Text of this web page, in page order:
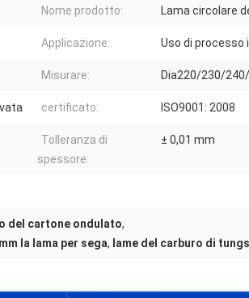
Nome prodotto: Lama circolare
Applicazione: Uso di processo
Misurare: Dia220/230/
certificato: ISO9001: 2008
Tolleranza di
spessore:
± 0,01 mm
del cartone ondulato,
la lama per sega, lame del carburo di